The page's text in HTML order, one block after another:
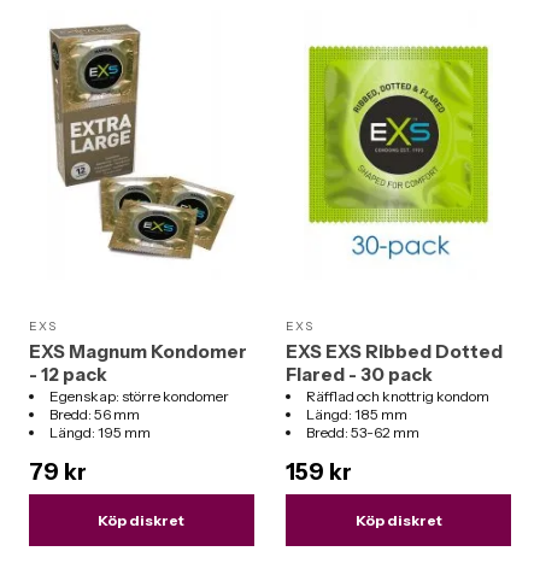
EXS
EXS Magnum Kondomer
- 12 pack
Egenskap: större kondomer
Bredd: 56 mm
Längd: 195 mm
79 kr
Köp diskret
EXS
EXS EXS Ribbed Dotted
Flared - 30 pack
Räfflad och knottrig kondom
Längd: 185 mm
Bredd: 53-62 mm
159 kr
Köp diskret